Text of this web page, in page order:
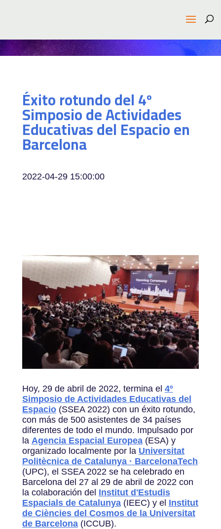
Éxito rotundo del 4º
Simposio de Actividades
Educativas del Espacio en
Barcelona
2022-04-29 15:00:00
Hoy, 29 de abril de 2022, termina el 4º
Simposio de Actividades Educativas del
Espacio(SSEA 2022) con un éxito rotundo,
con más de 500 asistentes de 34 países
diferentes de todo el mundo. Impulsado por
la Agencia Espacial Europea(ESA) y
organizado localmente por la Universitat
Politècnica de Catalunya · BarcelonaTech
(UPC), el SSEA 2022 se ha celebrado en
Barcelona del 27 al 29 de abril de 2022 con
la colaboración del Institut d'Estudis
Espacials de Catalunya(IEEC) y el Institut
de Ciències del Cosmos de la Universitat
de Barcelona(ICCUB).